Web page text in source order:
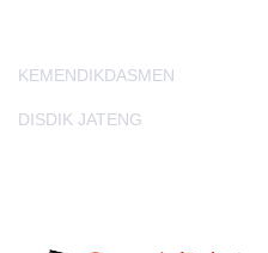
KEMENDIKDASMEN
DISDIK JATENG